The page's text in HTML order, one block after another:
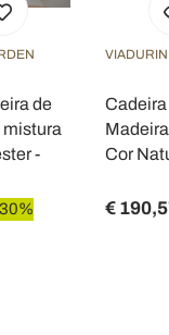
che ha fornito
de
mistura
-
Cadeira
Cor
€